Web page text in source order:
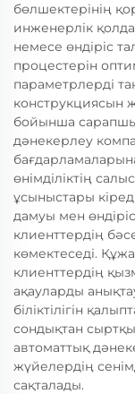
бөлшектерінің
инженерлік
немесе өндіріс
процестерін
параметрлерді
конструкциясын
бойынша
дәнекерлеу
өнімділіктің
ұсыныстары
дамуы мен
клиенттердің
көмектеседі.
клиенттердің
ақауларды
біліктілігін
сондықтан сыртқы
автоматтық
жүйелердің
сақталады.